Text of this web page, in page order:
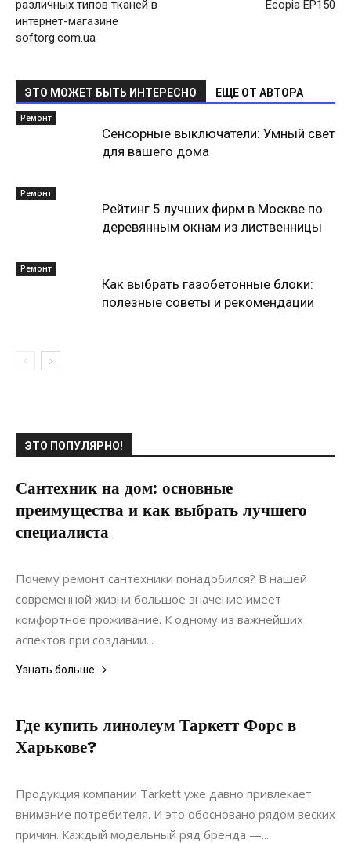
различных типов тканей в
интернет-магазине
softorg.com.ua
Ecopia EP150
ЭТО МОЖЕТ БЫТЬ ИНТЕРЕСНО ЕЩЕ ОТ АВТОРА
Ремонт
Сенсорные выключатели: Умный свет
для вашего дома
Ремонт
Рейтинг 5 лучших фирм в Москве по
деревянным окнам из лиственницы
Ремонт
Как выбрать газобетонные блоки:
полезные советы и рекомендации
ЭТО ПОПУЛЯРНО!
Сантехник на дом: основные
преимущества и как выбрать лучшего
специалиста
19.04.2022
Почему ремонт сантехники понадобился? В нашей
современной жизни большое значение имеет
комфортное проживание. К одному из важнейших
аспектов при создании...
Узнать больше
Где купить линолеум Таркетт Форс в
Харькове?
13.08.2021
Продукция компании Tarkett уже давно привлекает
внимание потребителя. И это обосновано рядом веских
причин. Каждый модельный ряд бренда —...